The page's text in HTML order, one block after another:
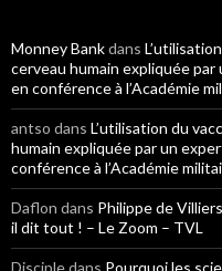
Monney Bankdans
cerveau humain expliquée
en conférence à l’Académie
antso dans L’utilisation du
humain expliquée par un
conférence à l’Académie
Daflon dans Philippe de
il dit tout ! – Le Zoom – TVL
Discipledans Pourquoi les